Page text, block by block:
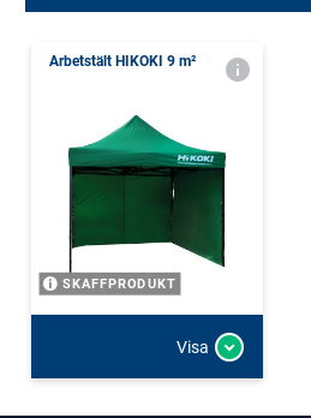
Arbetstält HIKOKI 9 m²
SKAFFPRODUKT
Visa